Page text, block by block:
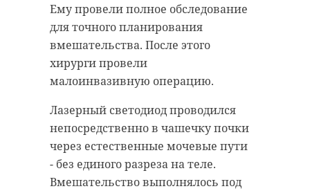
Ему провели полное обследование
для точного планирования
вмешательства. После этого
хирурги провели
малоинвазивную операцию.
Лазерный светодиод проводился
непосредственно в чашечку почки
через естественные мочевые пути
- без единого разреза на теле.
Вмешательство выполнялось под